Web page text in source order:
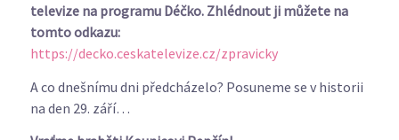
televize na programu Déčko. Zhlédnout ji můžete na
tomto odkazu:
https://decko.ceskatelevize.cz/zpravicky
A co dnešnímu dni předcházelo? Posuneme se v historii
na den 29. září…